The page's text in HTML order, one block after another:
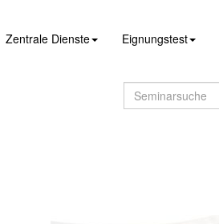
Zentrale Dienste Eignungstest